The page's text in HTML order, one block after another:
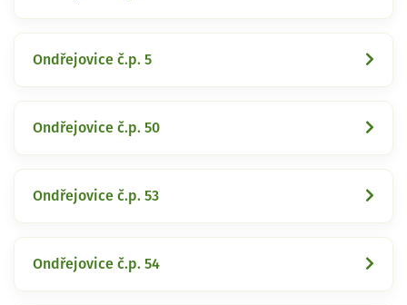
Ondřejovice č.p. 5
Ondřejovice č.p. 50
Ondřejovice č.p. 53
Ondřejovice č.p. 54